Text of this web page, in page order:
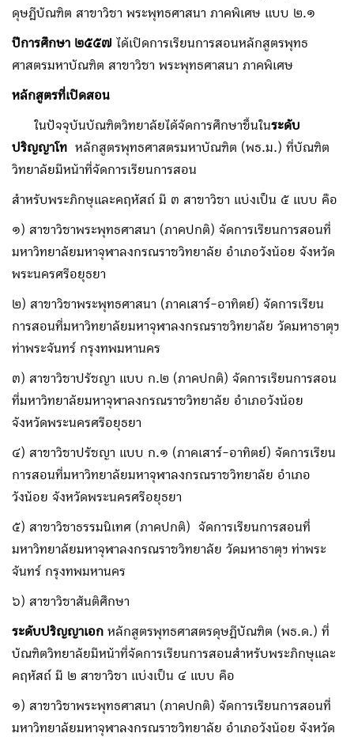
ดุษฎีบัณฑิต สาขาวิชา พระพุทธศาสนา ภาคพิเศษ แบบ ๒.๑
ปีการศึกษา ๒๕๕๗ ได้เปิดการเรียนการสอนหลักสูตรพุทธ
ศาสตรมหาบัณฑิต สาขาวิชา พระพุทธศาสนา ภาคพิเศษ
หลักสูตรที่เปิดสอน
ในปัจจุบันบัณฑิตวิทยาลัยได้จัดการศึกษาขึ้นในระดับ
ปริญญาโท หลักสูตรพุทธศาสตรมหาบัณฑิต (พธ.ม.) ที่บัณฑิต
วิทยาลัยมีหน้าที่จัดการเรียนการสอน
สำหรับพระภิกษุและคฤหัสถ์ มี ๓ สาขาวิชา แบ่งเป็น ๕ แบบ คือ
๑) สาขาวิชาพระพุทธศาสนา (ภาคปกติ) จัดการเรียนการสอนที่
มหาวิทยาลัยมหาจุฬาลงกรณราชวิทยาลัย อำเภอวังน้อย จังหวัด
พระนครศรีอยุธยา
๒) สาขาวิชาพระพุทธศาสนา (ภาคเสาร์-อาทิตย์) จัดการเรียน
การสอนที่มหาวิทยาลัยมหาจุฬาลงกรณราชวิทยาลัย วัดมหาธาตุฯ
ท่าพระจันทร์ กรุงทพมหานคร
๓) สาขาวิชาปรัชญา แบบ ก.๒ (ภาคปกติ) จัดการเรียนการสอน
ที่มหาวิทยาลัยมหาจุฬาลงกรณราชวิทยาลัย อำเภอวังน้อย
จังหวัดพระนครศรีอยุธยา
๔) สาขาวิชาปรัชญา แบบ ก.๑ (ภาคเสาร์-อาทิตย์) จัดการเรียน
การสอนที่มหาวิทยาลัยมหาจุฬาลงกรณราชวิทยาลัย อำเภอ
วังน้อย จังหวัดพระนครศรีอยุธยา
๕) สาขาวิชาธรรมนิเทศ (ภาคปกติ) จัดการเรียนการสอนที่
มหาวิทยาลัยมหาจุฬาลงกรณราชวิทยาลัย วัดมหาธาตุฯ ท่าพระ
จันทร์ กรุงทพมหานคร
๖) สาขาวิชาสันติศึกษา
ระดับปริญญาเอก หลักสูตรพุทธศาสตรดุษฎีบัณฑิต (พธ.ด.) ที่
บัณฑิตวิทยาลัยมีหน้าที่จัดการเรียนการสอนสำหรับพระภิกษุและ
คฤหัสถ์ มี ๒ สาขาวิชา แบ่งเป็น ๔ แบบ คือ
๑) สาขาวิชาพระพุทธศาสนา (ภาคปกติ) จัดการเรียนการสอนที่
มหาวิทยาลัยมหาจุฬาลงกรณราชวิทยาลัย อำเภอวังน้อย จังหวัด